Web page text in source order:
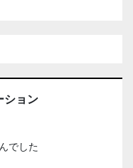
ション
でした